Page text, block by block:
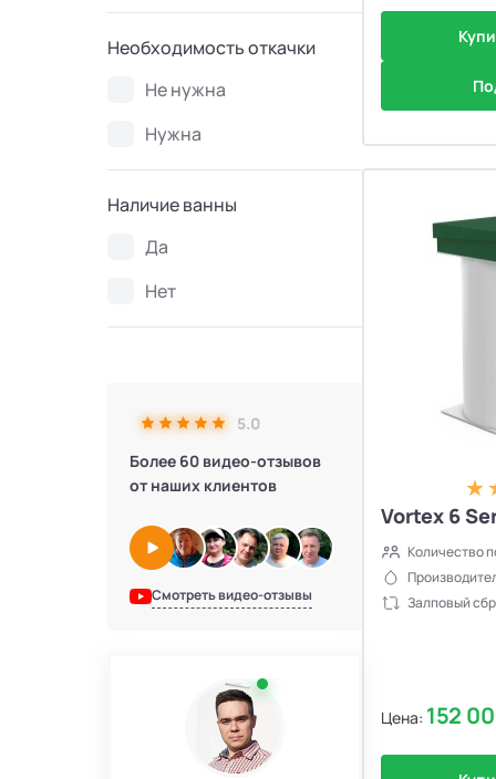
Необходимость откачки
Не нужна
Нужна
Наличие ванны
Да
Нет
5.0
Более 60 видео-отзывов
от наших клиентов
Смотреть видео-отзывы
Vortex 6
Количество
Залповый
Цена: 152